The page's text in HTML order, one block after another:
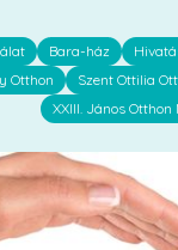
Bara-ház
Otthon Szent Ottilia
XXIII. János